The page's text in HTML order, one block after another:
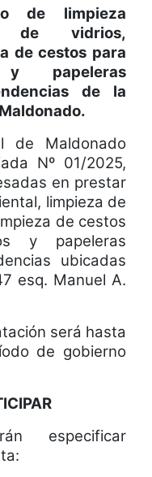
de limpieza
de vidrios,
de cestos para
y papeleras
de la
de Maldonado
Nº 01/2025,
en prestar
limpieza de
de cestos
y papeleras
ubicadas
esq. Manuel A.
será hasta
de gobierno
especificar